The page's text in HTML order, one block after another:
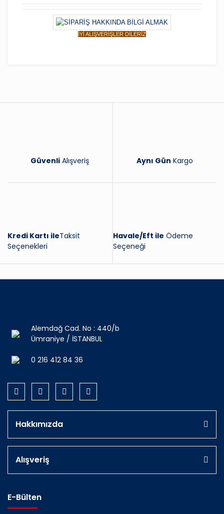
İYİ ALIŞVERİŞLER DİLERİZ
Güvenli Alışveriş Aynı Gün Kargo
Kredi Kartı ileTaksit
Seçenekleri
Havale/Eft ile Ödeme
Seçeneği
Alemdağ Cad. No : 440/b
Ümraniye / İSTANBUL
0 216 412 84 36
Hakkımızda
Alışveriş
E-Bülten